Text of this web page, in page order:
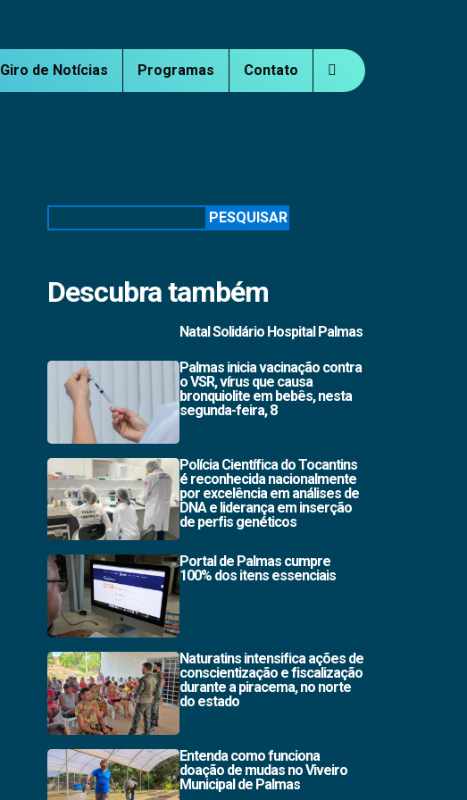
Giro de Notícias Programas Contato
PESQUISAR
Descubra também
Natal Solidário Hospital Palmas
Palmas inicia vacinação contra
o VSR, vírus que causa
bronquiolite em bebês, nesta
segunda-feira, 8
Polícia Científica do Tocantins
é reconhecida nacionalmente
por excelência em análises de
DNA e liderança em inserção
de perfis genéticos
Portal de Palmas cumpre
100% dos itens essenciais
Naturatins intensifica ações de
conscientização e fiscalização
durante a piracema, no norte
do estado
Entenda como funciona
doação de mudas no Viveiro
Municipal de Palmas